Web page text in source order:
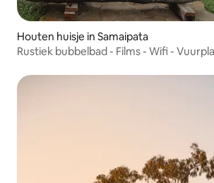
Houten huisje in Samaipata
Rustiek bubbelbad - Films - Wifi -